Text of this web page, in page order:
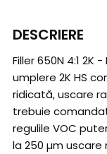
DESCRIERE
Filler 650N 4:1 2K
umplere 2K HS
ridicată, uscare
trebuie
regulile VOC
la 250 µm